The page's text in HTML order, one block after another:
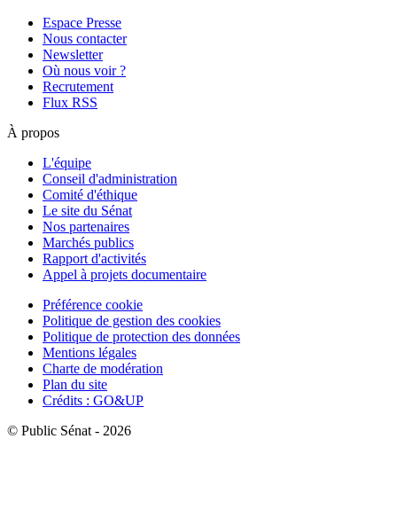
Espace Presse
Nous contacter
Newsletter
Où nous voir ?
Recrutement
Flux RSS
À propos
L'équipe
Conseil d'administration
Comité d'éthique
Le site du Sénat
Nos partenaires
Marchés publics
Rapport d'activités
Appel à projets documentaire
Préférence cookie
Politique de gestion des cookies
Politique de protection des données
Mentions légales
Charte de modération
Plan du site
Crédits : GO&UP
© Public Sénat - 2026